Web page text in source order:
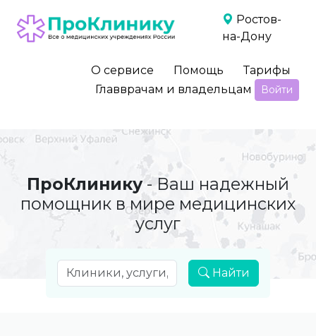
Ростов-
на-Дону
О сервисе Помощь
Тарифы
Главврачам и владельцам
Войти
ПроКлинику- Ваш надежный
помощник в мире медицинских
услуг
Найти